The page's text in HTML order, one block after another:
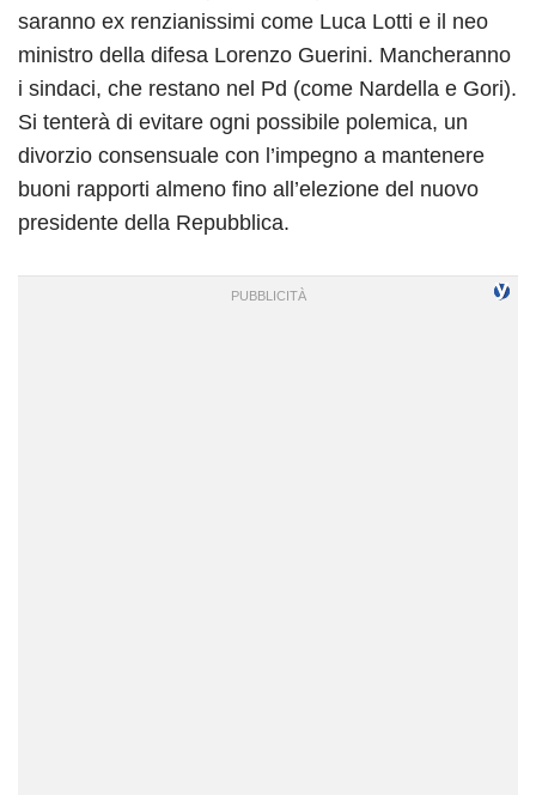
saranno ex renzianissimi come Luca Lotti e il neo
ministro della difesa Lorenzo Guerini. Mancheranno
i sindaci, che restano nel Pd (come Nardella e Gori).
Si tenterà di evitare ogni possibile polemica, un
divorzio consensuale con l’impegno a mantenere
buoni rapporti almeno fino all’elezione del nuovo
presidente della Repubblica.